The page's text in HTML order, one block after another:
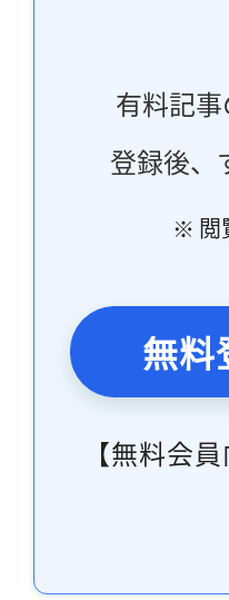
有料記
登録後、
※ 閲
無料
【無料会